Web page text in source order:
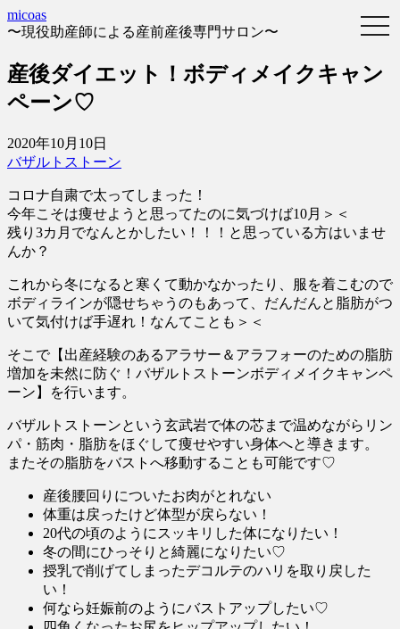
micoas
〜現役助産師による産前産後専門サロン〜
産後ダイエット！ボディメイクキャン
ペーン♡
2020年10月10日
バザルトストーン
コロナ自粛で太ってしまった！
今年こそは痩せようと思ってたのに気づけば10月＞＜
残り3カ月でなんとかしたい！！！と思っている方はいませ
んか？
これから冬になると寒くて動かなかったり、服を着こむので
ボディラインが隠せちゃうのもあって、だんだんと脂肪がつ
いて気付けば手遅れ！なんてことも＞＜
そこで【出産経験のあるアラサー＆アラフォーのための脂肪
増加を未然に防ぐ！バザルトストーンボディメイクキャンペ
ーン】
を行います。
バザルトストーンという玄武岩で体の芯まで温めながらリン
パ・筋肉・脂肪をほぐして痩せやすい身体へと導きます。
またその脂肪をバストへ移動することも可能です♡
産後腰回りについたお肉がとれない
体重は戻ったけど体型が戻らない！
20代の頃のようにスッキリした体になりたい！
冬の間にひっそりと綺麗になりたい♡
授乳で削げてしまったデコルテのハリを取り戻した
い！
何なら妊娠前のようにバストアップしたい♡